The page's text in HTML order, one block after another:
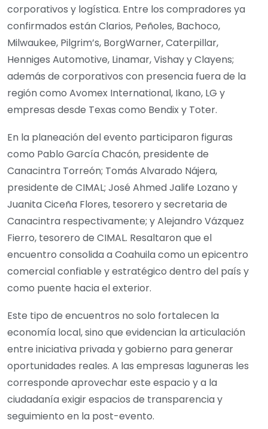
corporativos y logística. Entre los compradores ya
confirmados están Clarios, Peñoles, Bachoco,
Milwaukee, Pilgrim’s, BorgWarner, Caterpillar,
Henniges Automotive, Linamar, Vishay y Clayens;
además de corporativos con presencia fuera de la
región como Avomex International, Ikano, LG y
empresas desde Texas como Bendix y Toter.
En la planeación del evento participaron figuras
como Pablo García Chacón, presidente de
Canacintra Torreón; Tomás Alvarado Nájera,
presidente de CIMAL; José Ahmed Jalife Lozano y
Juanita Ciceña Flores, tesorero y secretaria de
Canacintra respectivamente; y Alejandro Vázquez
Fierro, tesorero de CIMAL. Resaltaron que el
encuentro consolida a Coahuila como un epicentro
comercial confiable y estratégico dentro del país y
como puente hacia el exterior.
Este tipo de encuentros no solo fortalecen la
economía local, sino que evidencian la articulación
entre iniciativa privada y gobierno para generar
oportunidades reales. A las empresas laguneras les
corresponde aprovechar este espacio y a la
ciudadanía exigir espacios de transparencia y
seguimiento en la post-evento.